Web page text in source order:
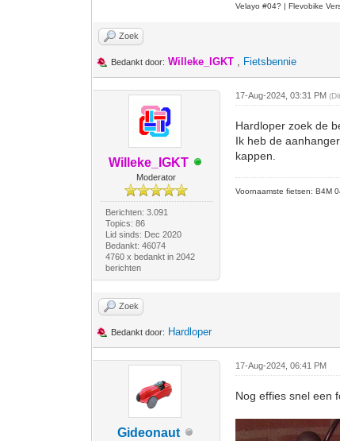
Velayo #04? | Flevobike
Zoek
Bedankt door: Willeke_IGKT Fietsbennie
Willeke_IGKT
Moderator
Berichten: 3.091
Topics: 86
Lid sinds: Dec 2020
Bedankt: 46074
4760 x bedankt in 2042
berichten
17-Aug-2024, 03:31 PM
Hardloper zoek de
Ik heb de
kappen.
Voornaamste fietsen: B4M
Zoek
Bedankt door: Hardloper
Gideonaut
17-Aug-2024, 06:41 PM
Nog effies snel een